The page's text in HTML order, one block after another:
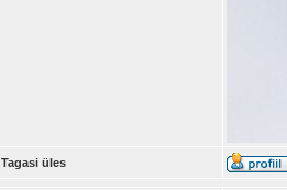
Tagasi üles